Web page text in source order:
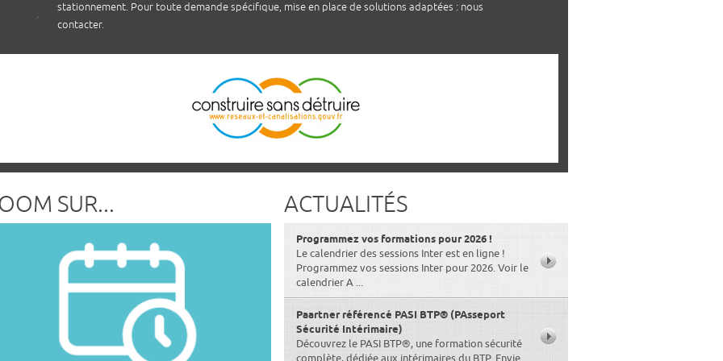
stationnement. Pour toute demande spécifique, mise en place de solutions adaptées : nous
contacter.
SUR... ACTUALITÉS
Programmez vos formations pour 2026 !
Le calendrier des sessions Inter est en ligne !
Programmez vos sessions Inter pour 2026. Voir le
calendrier A ...
Paartner référencé PASI BTP® (PAsseport
Sécurité Intérimaire)
Découvrez le PASI BTP®, une formation sécurité
complète, dédiée aux intérimaires du BTP. Envie ...